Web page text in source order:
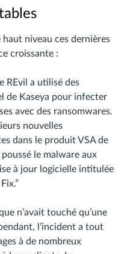
niveau ces dernières
croissante :
REvil a utilisé des
de Kaseya pour infecter
avec des ransomwares.
nouvelles
dans le produit VSA de
poussé le malware aux
à jour logicielle intitulée
n’avait touché qu’une
l’incident a tout
à de nombreux